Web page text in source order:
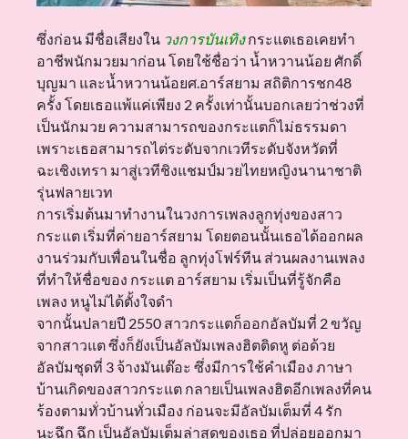
ซึ่งก่อน มีชื่อเสียงใน วงการบันเทิงกระแตเธอเคยทำ
อาชีพนักมวยมาก่อน โดยใช้ชื่อว่า น้ำหวานน้อย ศักดิ์
บุญมา และน้ำหวานน้อยศ.อาร์สยาม สถิติการชก48
ครั้ง โดยเธอแพ้แค่เพียง 2 ครั้งเท่านั้นบอกเลยว่าช่วงที่
เป็นนักมวย ความสามารถของกระแตก็ไม่ธรรมดา
เพราะเธอสามารถไต่ระดับจากเวทีระดับจังหวัดที่
ฉะเชิงเทรา มาสู่เวทีชิงแชมป์มวยไทยหญิงนานาชาติ
รุ่นฟลายเวท
การเริ่มต้นมาทำงานในวงการเพลงลูกทุ่งของสาว
กระแต เริ่มที่ค่ายอาร์สยาม โดยตอนนั้นเธอได้ออกผล
งานร่วมกับเพื่อนในชื่อ ลูกทุ่งโฟร์ทีน ส่วนผลงานเพลง
ที่ทำให้ชื่อของ กระแต อาร์สยาม เริ่มเป็นที่รู้จักคือ
เพลง หนูไม่ได้ตั้งใจดำ
จากนั้นปลายปี 2550 สาวกระแตก็ออกอัลบัมที่ 2 ขวัญ
จากสาวแต ซึ่งก็ยังเป็นอัลบัมเพลงฮิตติดหู ต่อด้วย
อัลบัมชุดที่ 3 จ้างมันเต๊อะ ซึ่งมีการใช้คำเมือง ภาษา
บ้านเกิดของสาวกระแต กลายเป็นเพลงฮิตอีกเพลงที่คน
ร้องตามทั่วบ้านทั่วเมือง ก่อนจะมีอัลบัมเต็มที่ 4 รัก
นะฉึก ฉึก เป็นอัลบัมเต็มล่าสุดของเธอ ที่ปล่อยออกมา